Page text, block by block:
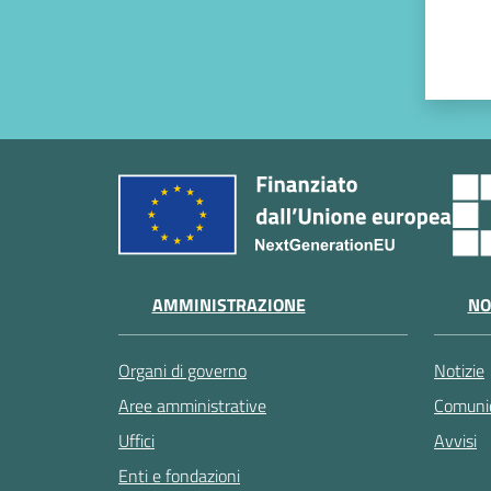
AMMINISTRAZIONE
Organi di governo
Aree amministrative
Uffici
Enti e fondazioni
Notizie
Avvisi